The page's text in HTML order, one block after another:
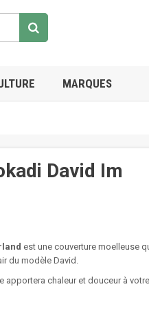
MARQUES
David Im
est une couverture moelleuse
du modèle David.
apportera chaleur et douceur à